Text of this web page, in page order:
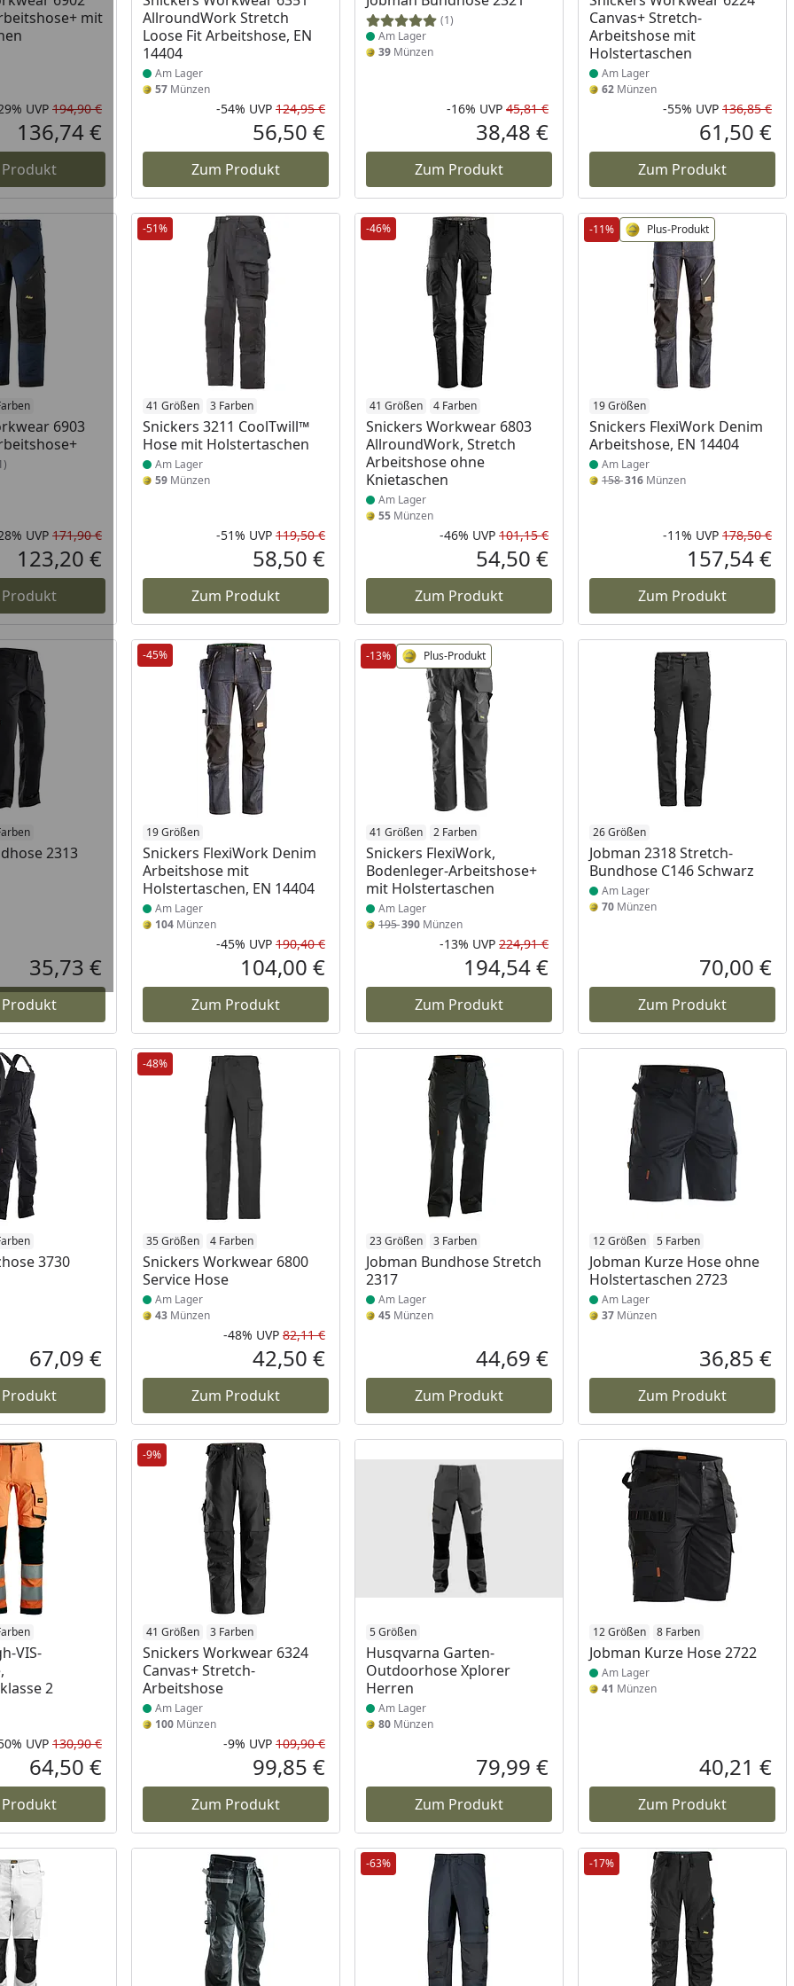
mit
Rabatt in Prozent
Ursprünglicher Preis
UVP 194,90 €
Aktueller Preis
136,74 €
AllroundWork Stretch
Loose Fit Arbeitshose, EN
14404
Am Lager
57 Münzen
Rabatt in Prozent
-54%
Ursprünglicher Preis
UVP 124,95 €
Aktueller Preis
56,50 €
Zum Produkt
(1)
Am Lager
39 Münzen
Rabatt in Prozent
-16%
Ursprünglicher Preis
UVP 45,81 €
Aktueller Preis
38,48 €
Zum Produkt
Canvas+ Stretch-
Arbeitshose mit
Holstertaschen
Am Lager
62 Münzen
-55% UVP 136,85 €
61,50 €
Zum Produkt
6903
Rabatt in Prozent
Ursprünglicher Preis
UVP 171,90 €
Aktueller Preis
123,20 €
-51%
41 Größen 3 Farben
Snickers 3211 CoolTwill™
Hose mit Holstertaschen
Produkt am Lager
Am Lager
59 Münzen
Rabatt in Prozent
-51%
Ursprünglicher Preis
UVP 119,50 €
Aktueller Preis
58,50 €
Zum Produkt
-46%
41 Größen 4 Farben
Snickers Workwear 6803
AllroundWork, Stretch
Arbeitshose ohne
Knietaschen
Produkt am Lager
Am Lager
55 Münzen
Rabatt in Prozent
-46%
Ursprünglicher Preis
UVP 101,15 €
Aktueller Preis
54,50 €
Zum Produkt
-11% Plus-Produkt
19 Größen
Snickers FlexiWork Denim
Arbeitshose, EN 14404
Produkt am Lager
Am Lager
158316 Münzen
-11% UVP 178,50 €
157,54 €
Zum Produkt
2313
Aktueller Preis
35,73 €
-45%
19 Größen
Snickers FlexiWork Denim
Arbeitshose mit
Holstertaschen, EN 14404
Produkt am Lager
Am Lager
104 Münzen
Rabatt in Prozent
-45%
Ursprünglicher Preis
UVP 190,40 €
Aktueller Preis
104,00 €
Zum Produkt
-13% Plus-Produkt
41 Größen 2 Farben
Snickers FlexiWork,
Bodenleger-Arbeitshose+
mit Holstertaschen
Produkt am Lager
Am Lager
195390 Münzen
Rabatt in Prozent
-13%
Ursprünglicher Preis
UVP 224,91 €
Aktueller Preis
194,54 €
Zum Produkt
26 Größen
Jobman 2318 Stretch-
Bundhose C146 Schwarz
Produkt am Lager
Am Lager
70 Münzen
70,00 €
Zum Produkt
3730
Aktueller Preis
67,09 €
-48%
35 Größen 4 Farben
Snickers Workwear 6800
Service Hose
Produkt am Lager
Am Lager
43 Münzen
Rabatt in Prozent
-48%
Ursprünglicher Preis
UVP 82,11 €
Aktueller Preis
42,50 €
Zum Produkt
23 Größen 3 Farben
Jobman Bundhose Stretch
2317
Produkt am Lager
Am Lager
45 Münzen
Aktueller Preis
44,69 €
Zum Produkt
12 Größen 5 Farben
Jobman Kurze Hose ohne
Holstertaschen 2723
Produkt am Lager
Am Lager
37 Münzen
36,85 €
Zum Produkt
VIS-
2
Rabatt in Prozent
Ursprünglicher Preis
UVP 130,90 €
Aktueller Preis
64,50 €
-9%
41 Größen 3 Farben
Snickers Workwear 6324
Canvas+ Stretch-
Arbeitshose
Produkt am Lager
Am Lager
100 Münzen
Rabatt in Prozent
-9%
Ursprünglicher Preis
UVP 109,90 €
Aktueller Preis
99,85 €
Zum Produkt
5 Größen
Husqvarna Garten-
Outdoorhose Xplorer
Herren
Produkt am Lager
Am Lager
80 Münzen
Aktueller Preis
79,99 €
Zum Produkt
12 Größen 8 Farben
Jobman Kurze Hose 2722
Produkt am Lager
Am Lager
41 Münzen
40,21 €
Zum Produkt
-63% -17%